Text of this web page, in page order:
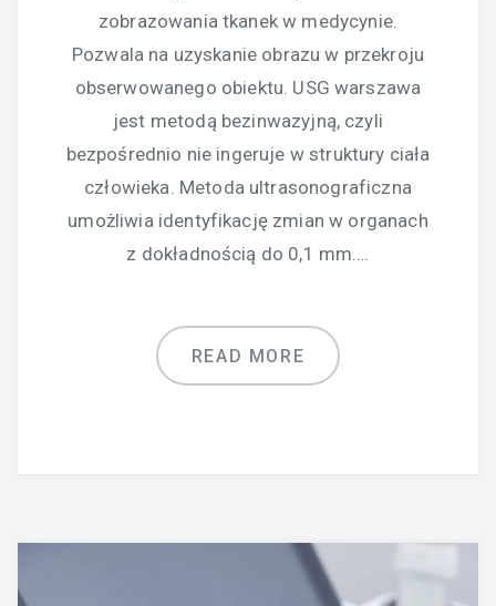
zobrazowania tkanek w medycynie.
Pozwala na uzyskanie obrazu w przekroju
obserwowanego obiektu. USG warszawa
jest metodą bezinwazyjną, czyli
bezpośrednio nie ingeruje w struktury ciała
człowieka. Metoda ultrasonograficzna
umożliwia identyfikację zmian w organach
z dokładnością do 0,1 mm….
READ MORE